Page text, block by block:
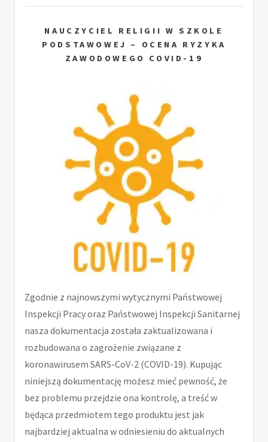
NAUCZYCIEL RELIGII W SZKOLE
PODSTAWOWEJ – OCENA RYZYKA
ZAWODOWEGO COVID-19
Zgodnie z najnowszymi wytycznymi Państwowej
Inspekcji Pracy oraz Państwowej Inspekcji Sanitarnej
nasza dokumentacja została zaktualizowana i
rozbudowana o zagrożenie związane z
koronawirusem SARS-CoV-2 (COVID-19). Kupując
niniejszą dokumentację możesz mieć pewność, że
bez problemu przejdzie ona kontrolę, a treść w
będąca przedmiotem tego produktu jest jak
najbardziej aktualna w odniesieniu do aktualnych